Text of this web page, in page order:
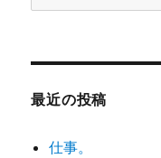
索:
最近の投稿
仕事。